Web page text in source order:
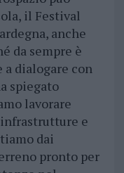
il Festival
anche
da sempre è
a dialogare con
spiegato
lavorare
e
dai
pronto per